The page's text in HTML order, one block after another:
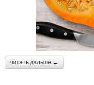
читать дальше →